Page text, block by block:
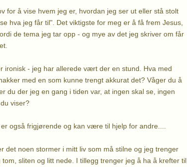
for å vise hvem jeg er, hvordan jeg ser ut eller stå stolt
hva jeg får til". Det viktigste for meg er å få frem Jesus,
de tema jeg tar opp - og mye av det jeg skriver om får
- jeg har allerede vært der en stund. Hva med
med en som kunne trengt akkurat det? Våger du å
du der jeg en gang i tiden var, at ingen skal se, ingen
viser?
også frigjørende og kan være til hjelp for andre....
det noen stormer i mitt liv som må stilne og jeg trenger
sliten og litt nede. I tillegg trenger jeg å ha å krefter til